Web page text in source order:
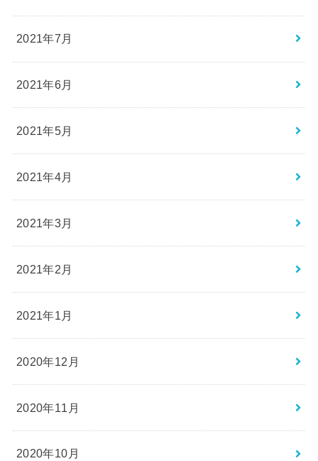
2021年7月
2021年6月
2021年5月
2021年4月
2021年3月
2021年2月
2021年1月
2020年12月
2020年11月
2020年10月